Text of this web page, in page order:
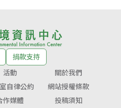
捐款支持
活動
關於我們
自律公約
網站授權條款
作媒體
投稿須知